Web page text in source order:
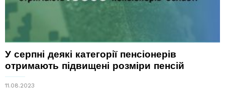
У серпні деякі категорії пенсіонерів
отримають підвищені розміри пенсій
11.08.2023